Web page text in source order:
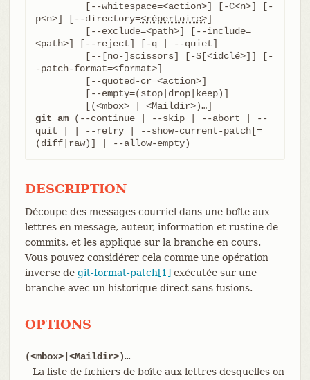
p<n>] [--directory=<répertoire>]
<path>] [--reject] [-q | --quiet]
-patch-format=<format>]
git am (--continue | --skip | --abort | --
quit | | --retry | --show-current-patch[=
(diff|raw)] | --allow-empty)
DESCRIPTION
Découpe des messages courriel dans une boîte aux
lettres en message, auteur, information et rustine de
commits, et les applique sur la branche en cours.
Vous pouvez considérer cela comme une opération
inverse de git-format-patch[1] exécutée sur une
branche avec un historique direct sans fusions.
OPTIONS
(<mbox>|<Maildir>)…​
La liste de fichiers de boîte aux lettres desquelles on